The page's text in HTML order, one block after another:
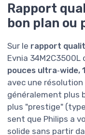
Rapport
bon plan ou
Sur le rapport
Evnia
pouces ultra‑wide,
avec une
généralement plus
plus "prestige" (type
sent que Philips a
solide sans partir